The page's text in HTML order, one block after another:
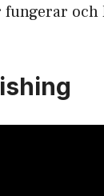
fungerar